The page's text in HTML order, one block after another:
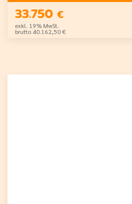
33.750 €
exkl. 19% MwSt.
brutto 40.162,50 €